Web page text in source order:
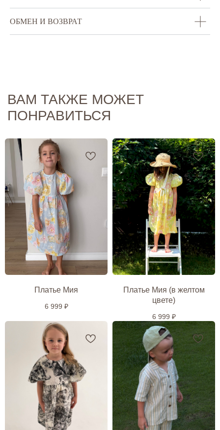
ОБМЕН И ВОЗВРАТ
Платье Мия
6 999 ₽
Платье Мия (в желтом
цвете)
6 999 ₽
ежедневно 10:00-20:00
Чудотворская 4а
chou.chou.atelier@yandex.ru
*Инстаграм — проект Meta Platforms Inc.,
Разработка сайта
ИП Полянская Яна
ИНН 381298417808
ОГРНИП 324385000047290
конфиденциальности
ВСЕГДА НА СВЯЗИ
Контакты
Подарочный
сертификат
Новая коллекция